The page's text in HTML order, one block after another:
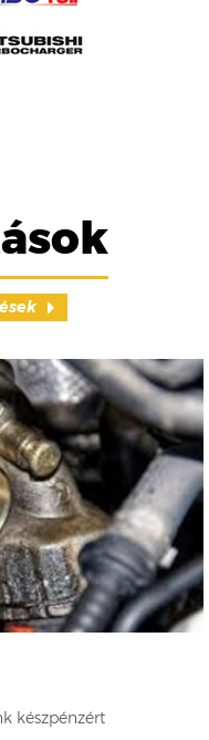
készpénzért